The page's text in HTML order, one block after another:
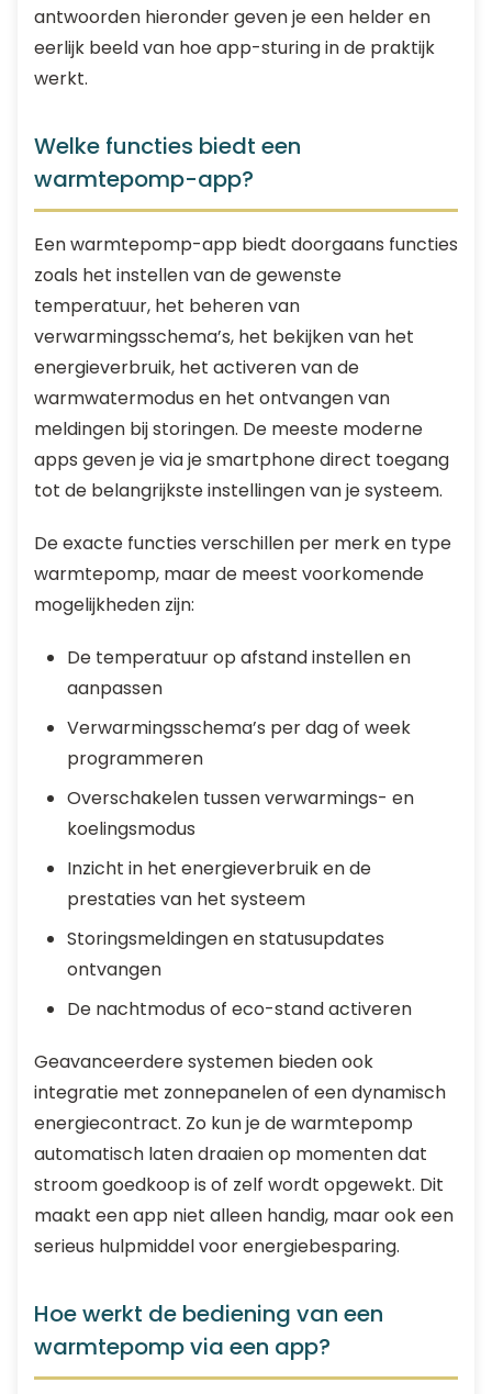
antwoorden hieronder geven je een helder en
eerlijk beeld van hoe app-sturing in de praktijk
werkt.
Welke functies biedt een
warmtepomp-app?
Een warmtepomp-app biedt doorgaans functies
zoals het instellen van de gewenste
temperatuur, het beheren van
verwarmingsschema’s, het bekijken van het
energieverbruik, het activeren van de
warmwatermodus en het ontvangen van
meldingen bij storingen. De meeste moderne
apps geven je via je smartphone direct toegang
tot de belangrijkste instellingen van je systeem.
De exacte functies verschillen per merk en type
warmtepomp, maar de meest voorkomende
mogelijkheden zijn:
De temperatuur op afstand instellen en
aanpassen
Verwarmingsschema’s per dag of week
programmeren
Overschakelen tussen verwarmings- en
koelingsmodus
Inzicht in het energieverbruik en de
prestaties van het systeem
Storingsmeldingen en statusupdates
ontvangen
De nachtmodus of eco-stand activeren
Geavanceerdere systemen bieden ook
integratie met zonnepanelen of een dynamisch
energiecontract. Zo kun je de warmtepomp
automatisch laten draaien op momenten dat
stroom goedkoop is of zelf wordt opgewekt. Dit
maakt een app niet alleen handig, maar ook een
serieus hulpmiddel voor energiebesparing.
Hoe werkt de bediening van een
warmtepomp via een app?